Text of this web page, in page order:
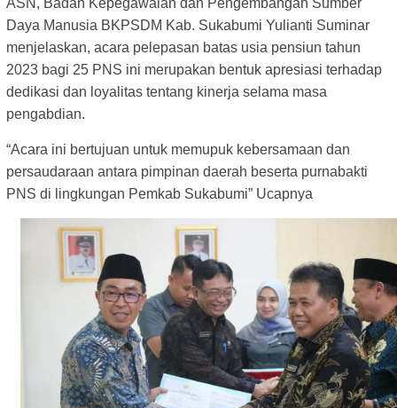
ASN, Badan Kepegawaian dan Pengembangan Sumber
Daya Manusia BKPSDM Kab. Sukabumi Yulianti Suminar
menjelaskan, acara pelepasan batas usia pensiun tahun
2023 bagi 25 PNS ini merupakan bentuk apresiasi terhadap
dedikasi dan loyalitas tentang kinerja selama masa
pengabdian.
“Acara ini bertujuan untuk memupuk kebersamaan dan
persaudaraan antara pimpinan daerah beserta purnabakti
PNS di lingkungan Pemkab Sukabumi” Ucapnya